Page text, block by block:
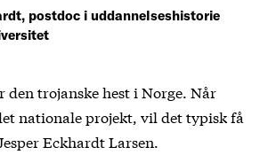
postdoc i uddannelseshistorie
den trojanske hest i Norge. Når
nationale projekt, vil det typisk få
Eckhardt Larsen.